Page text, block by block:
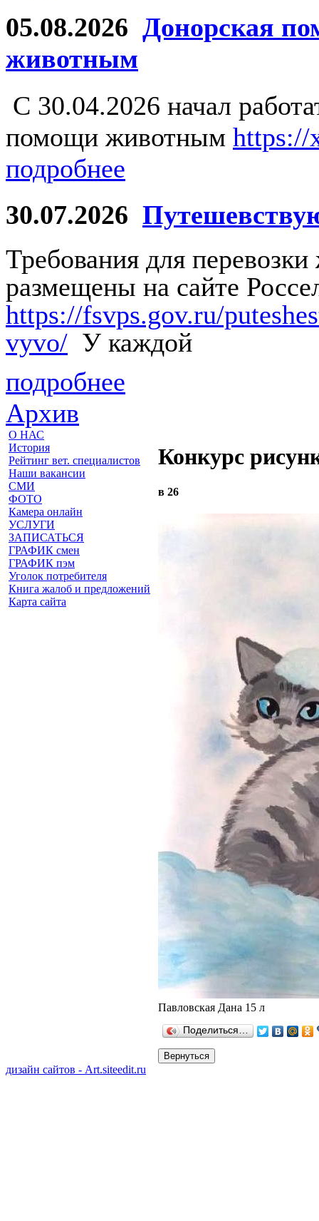
05.08.2026 Донорская
животным
С 30.04.2026 начал
помощи животным https://
подробнее
30.07.2026
Требования для
размещены на сайте
https://fsvps.gov.ru/
vyvo/ У каждой
подробнее
Архив
О НАС
История
Рейтинг вет. специалистов
Наши вакансии
СМИ
ФОТО
Камера онлайн
УСЛУГИ
ЗАПИСАТЬСЯ
ГРАФИК смен
ГРАФИК пэм
Уголок потребителя
Книга жалоб и предложений
Карта сайта
Конкурс
в 26
Павловская Дана 15 л
Поделиться…
дизайн сайтов - Art.siteedit.ru